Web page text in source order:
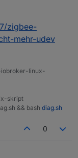
zigbee-
mehr-udev
linux-
skript
&& bash diag.sh
0